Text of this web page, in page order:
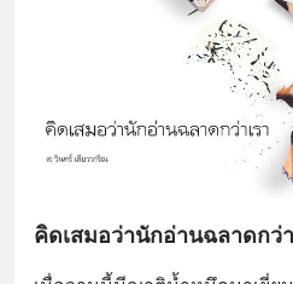
คิดเสมอว่านักอ่านฉลาดกว่